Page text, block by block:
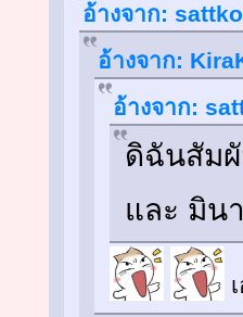
อ้างจาก:
อ้างจาก:
อ้างจาก:
ดิฉันสัมผั
และ มิน